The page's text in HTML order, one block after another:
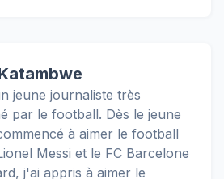
jeune journaliste très
par le football. Dès le jeune
à aimer le football
Messi et le FC Barcelone
j'ai appris à aimer le